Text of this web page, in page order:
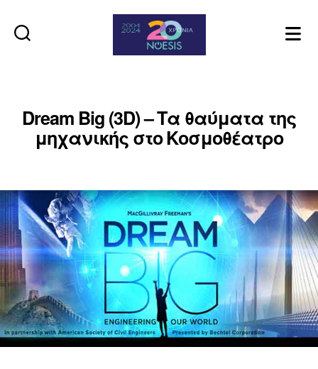
Dream Big (3D) – Τα θαύματα της
μηχανικής στο Κοσμοθέατρο